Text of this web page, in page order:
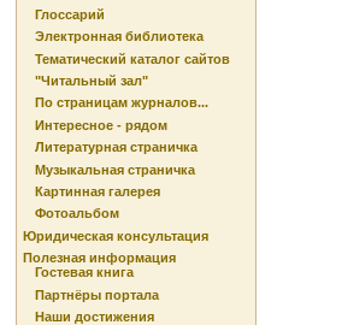
Глоссарий
Электронная библиотека
Тематический каталог сайтов
"Читальный зал"
По страницам журналов...
Интересное - рядом
Литературная страничка
Музыкальная страничка
Картинная галерея
Фотоальбом
Юридическая консультация
Полезная информация
Гостевая книга
Партнёры портала
Наши достижения